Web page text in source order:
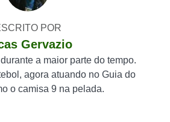
POR
Gervazio
a maior parte do tempo.
agora atuando no Guia do
o camisa 9 na pelada.